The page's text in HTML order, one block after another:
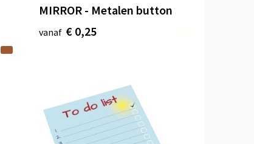
MIRROR - Metalen button
vanaf € 0,25